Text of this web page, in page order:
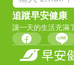
追蹤早安健康
讓一天的生活充滿